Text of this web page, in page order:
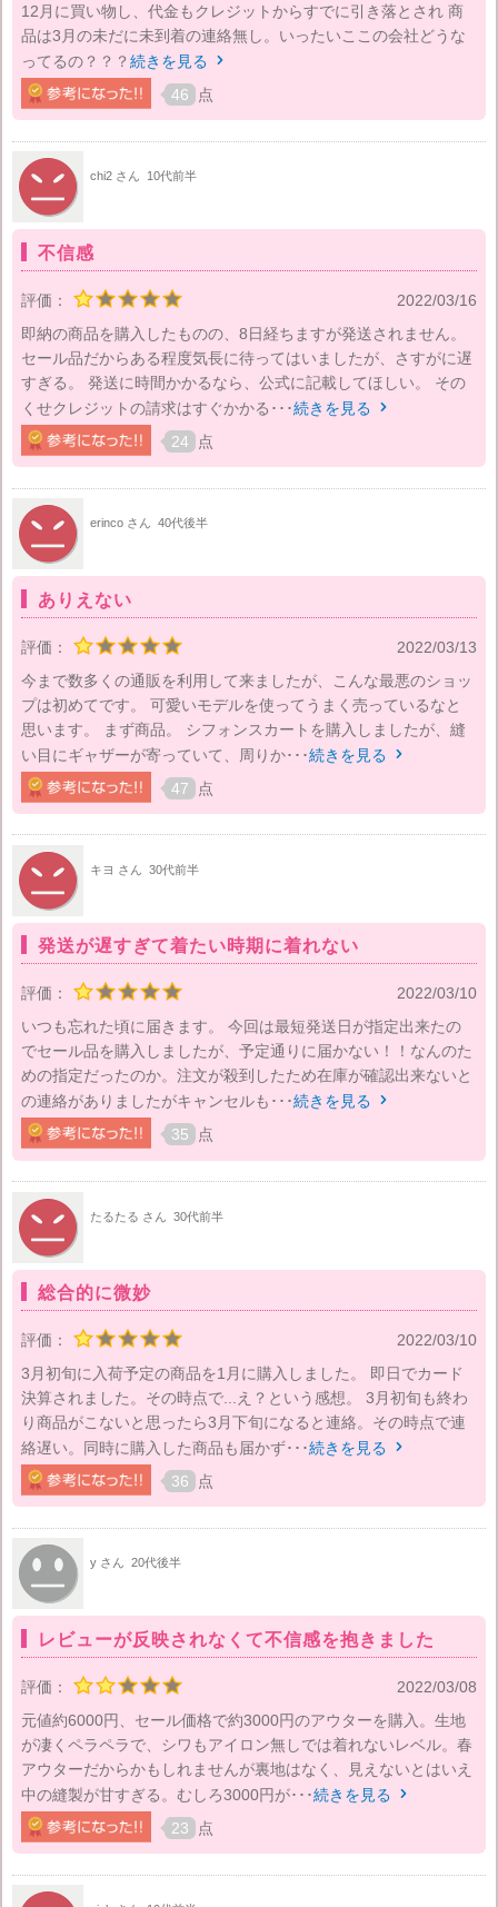
12月に買い物し、代金もクレジットからすでに引き落とされ 商
品は3月の未だに未到着の連絡無し。いったいここの会社どうな
ってるの？？？続きを見る 
46 点
chi2 さん 10代前半
不信感
評価：
2022/03/16
即納の商品を購入したものの、8日経ちますが発送されません。
セール品だからある程度気長に待ってはいましたが、さすがに遅
すぎる。 発送に時間かかるなら、公式に記載してほしい。 その
くせクレジットの請求はすぐかかる･･･続きを見る 
24 点
erinco さん 40代後半
ありえない
評価：
2022/03/13
今まで数多くの通販を利用して来ましたが、こんな最悪のショッ
プは初めてです。 可愛いモデルを使ってうまく売っているなと
思います。 まず商品。 シフォンスカートを購入しましたが、縫
い目にギャザーが寄っていて、周りか･･･続きを見る 
47 点
キヨ さん 30代前半
発送が遅すぎて着たい時期に着れない
評価：
2022/03/10
いつも忘れた頃に届きます。 今回は最短発送日が指定出来たの
でセール品を購入しましたが、予定通りに届かない！！なんのた
めの指定だったのか。注文が殺到したため在庫が確認出来ないと
の連絡がありましたがキャンセルも･･･続きを見る 
35 点
たるたる さん 30代前半
総合的に微妙
評価：
2022/03/10
3月初旬に入荷予定の商品を1月に購入しました。 即日でカード
決算されました。その時点で...え？という感想。 3月初旬も終わ
り商品がこないと思ったら3月下旬になると連絡。その時点で連
絡遅い。同時に購入した商品も届かず･･･続きを見る 
36 点
y さん 20代後半
レビューが反映されなくて不信感を抱きました
評価：
2022/03/08
元値約6000円、セール価格で約3000円のアウターを購入。生地
が凄くペラペラで、シワもアイロン無しでは着れないレベル。春
アウターだからかもしれませんが裏地はなく、見えないとはいえ
中の縫製が甘すぎる。むしろ3000円が･･･続きを見る 
23 点